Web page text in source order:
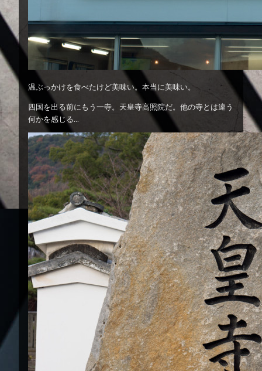
温ぶっかけを食べたけど美味い。本当に美味い。
四国を出る前にもう一寺。天皇寺高照院だ。他の寺とは違う
何かを感じる…